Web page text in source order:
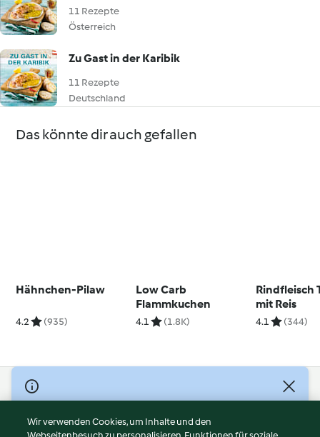
11 Rezepte
Österreich
Zu Gast in der Karibik
11 Rezepte
Deutschland
Das könnte dir auch gefallen
Hähnchen-Pilaw
4.2 (935)
Low Carb
Flammkuchen
4.1 (1.8K)
Rindfleisch
mit Reis
4.1 (344)
© Copyright 2026
Nutzungsbedingungen
Wir verwenden Cookies, um Inhalte und den